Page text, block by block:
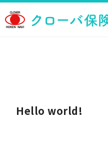
ホーム
Hello world!